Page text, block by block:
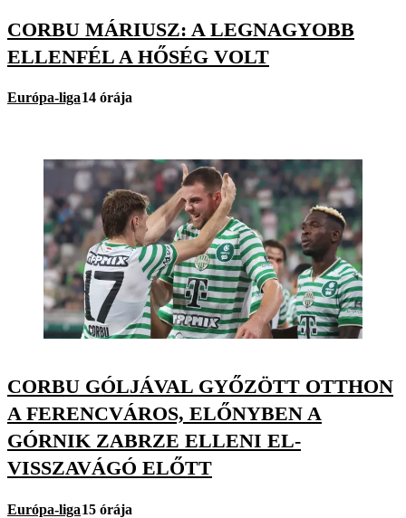
CORBU MÁRIUSZ: A LEGNAGYOBB
ELLENFÉL A HŐSÉG VOLT
Európa-liga14 órája
CORBU GÓLJÁVAL GYŐZÖTT OTTHON
A FERENCVÁROS, ELŐNYBEN A
GÓRNIK ZABRZE ELLENI EL-
VISSZAVÁGÓ ELŐTT
Európa-liga15 órája